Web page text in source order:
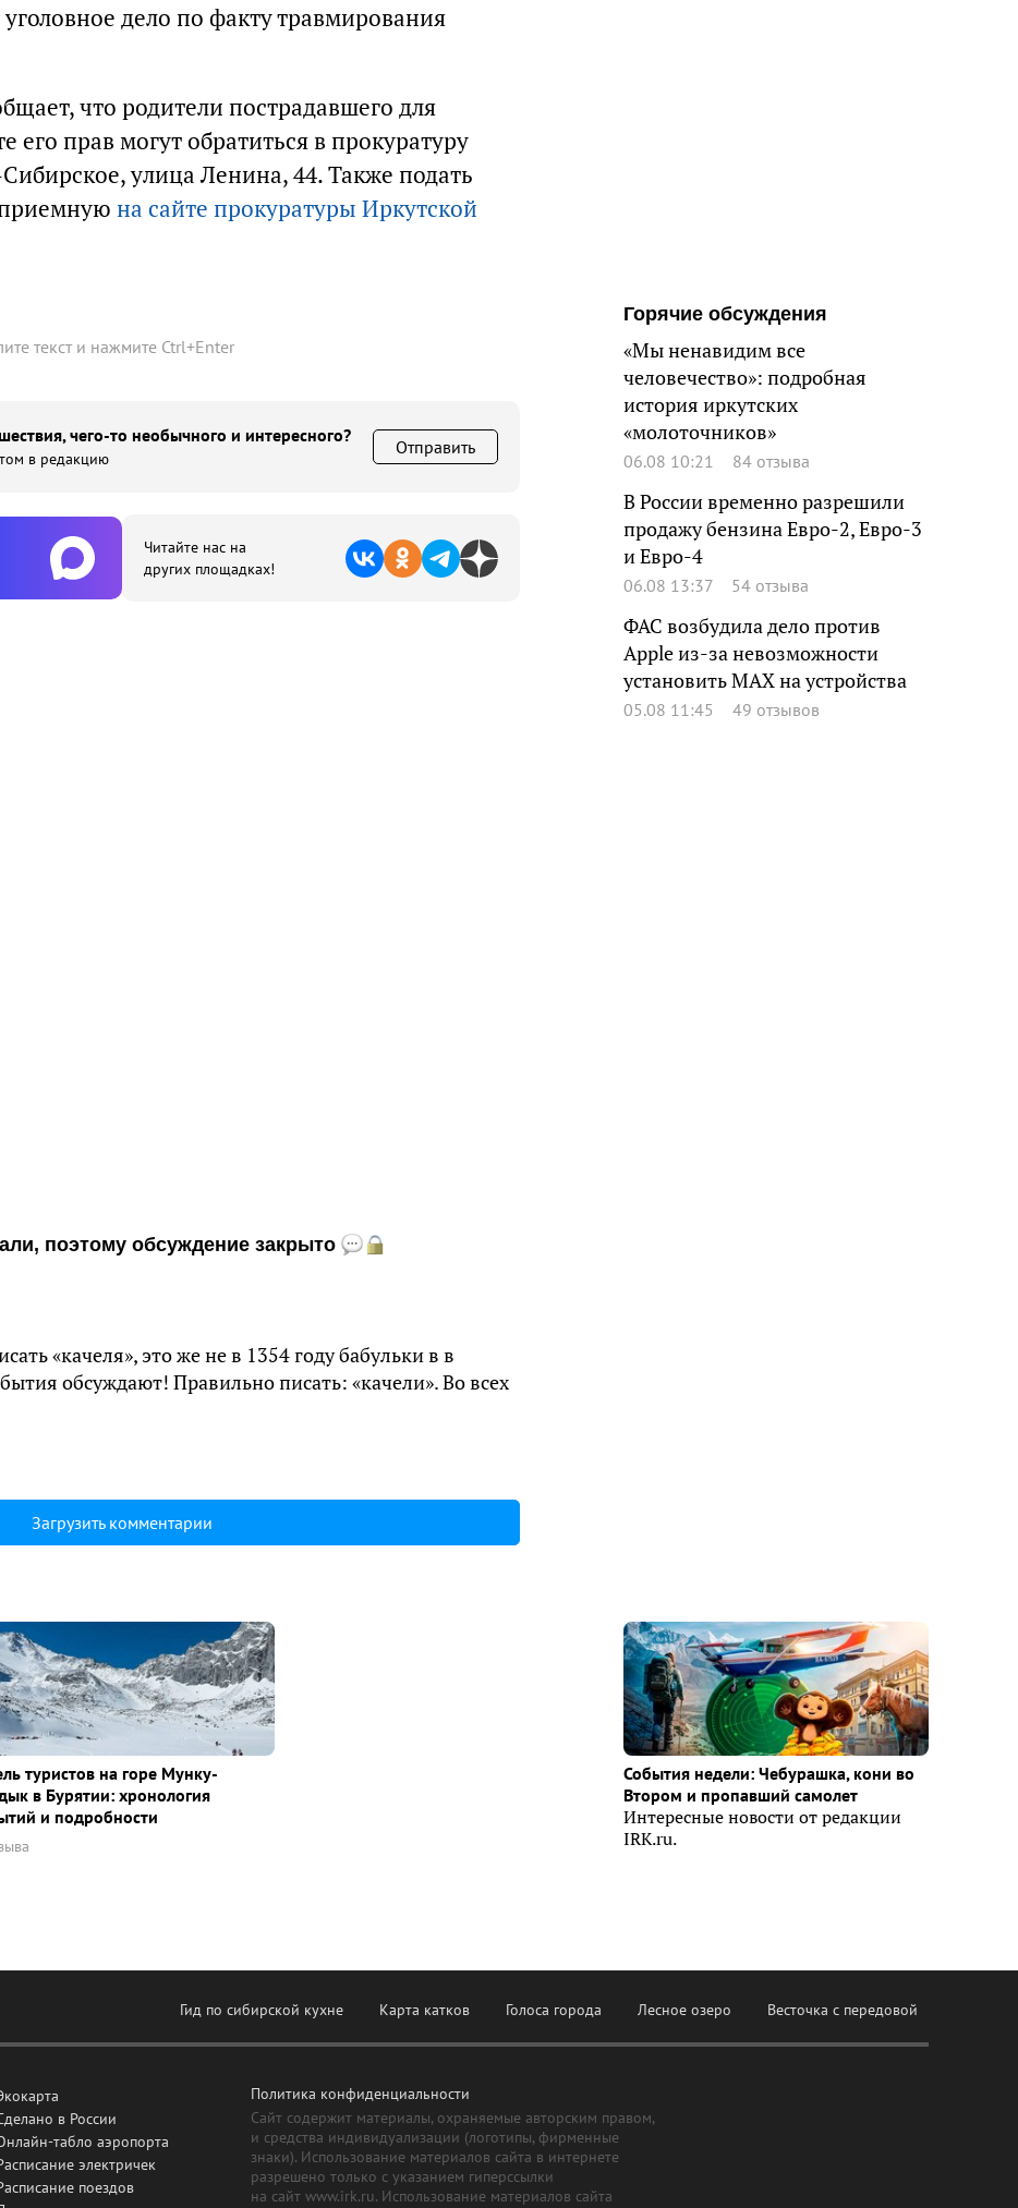
дело по факту травмирования
что родители пострадавшего для
его прав могут обратиться в прокуратуру
улица Ленина, 44. Также подать
на сайте прокуратуры Иркутской
текст и нажмите Ctrl+Enter
чего-то необычного и интересного?
в редакцию
Отправить
Читайте нас на
других площадках!
поэтому обсуждение закрыто
«качеля», это же не в 1354 году бабульки в в
обсуждают! Правильно писать: «качели». Во всех
Загрузить комментарии
Горячие обсуждения
«Мы ненавидим все
человечество»: подробная
история иркутских
«молоточников»
06.08 10:21 84 отзыва
В России временно разрешили
продажу бензина Евро-2, Евро-3
и Евро-4
06.08 13:37 54 отзыва
ФАС возбудила дело против
Apple из-за невозможности
установить MAX на устройства
05.08 11:45 49 отзывов
туристов на горе Мунку-
в Бурятии: хронология
и подробности
События недели: Чебурашка, кони во
Втором и пропавший самолет
Интересные новости от редакции
IRK.ru.
Гид по сибирской кухне Карта катков Голоса города Лесное озеро Весточка с передовой
в России
табло аэропорта
электричек
поездов
Политика конфиденциальности
Сайт содержит материалы, охраняемые авторским правом,
и средства индивидуализации (логотипы, фирменные
знаки). Использование материалов сайта в интернете
разрешено только с указанием гиперссылки
на сайт www.irk.ru. Использование материалов сайта